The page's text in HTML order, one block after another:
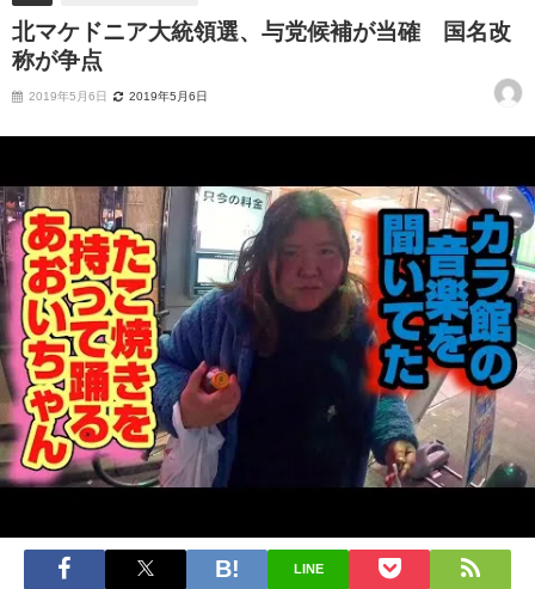
北マケドニア大統領選、与党候補が当確 国名改
称が争点
2019年5月6日 2019年5月6日
LINE